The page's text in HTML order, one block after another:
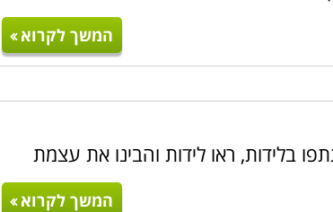
המשך לקרוא
בלידות, ראו לידות והבינו את עצמת
המשך לקרוא